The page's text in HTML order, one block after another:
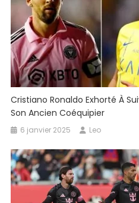
Cristiano Ronaldo Exhorté À
Son Ancien Coéquipier
6 janvier 2025 Leo